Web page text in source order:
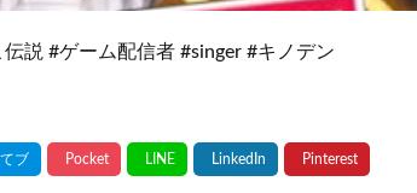
説 #ゲーム配信者 #singer #キノデン